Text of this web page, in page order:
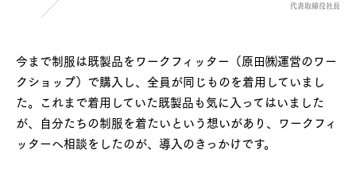
代表取締役社長
今まで制服は既製品をワークフィッター（原田㈱運営のワー
クショップ）で購入し、全員が同じものを着用していまし
た。これまで着用していた既製品も気に入ってはいました
が、自分たちの制服を着たいという想いがあり、ワークフィ
ッターへ相談をしたのが、導入のきっかけです。